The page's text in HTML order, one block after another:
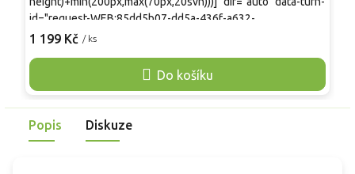
1 199 Kč / ks
Do košíku
id="request-WEB:85dd5b07-dd5a-436f-a632-
cdebfa257f75-10" data-testid="conversation-turn-22" data-
Zakrslý kultivar smrku sitka, odvozený z druhu původního
na vlhkých pobřežích západní Severní Ameriky. Z
vhodná pro malé zahrady, skalky a vřesoviště. 'Midget' roste
velmi pomalu a tvoří hustý, ploše kulovitý až široce vejčitý
Popis Diskuze